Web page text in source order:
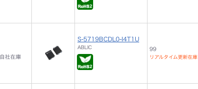
自社在庫
S-5719BCDL0-I4T1U
ABLIC 99
リアルタイム更新在庫